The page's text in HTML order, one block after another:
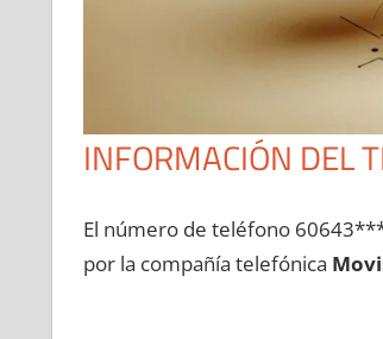
INFORMACIÓN DEL
El número dе teléfono
pοr la compañía telefónica